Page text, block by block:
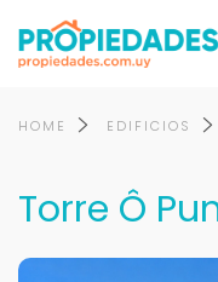
HOME EDIFICIOS
Torre Ô